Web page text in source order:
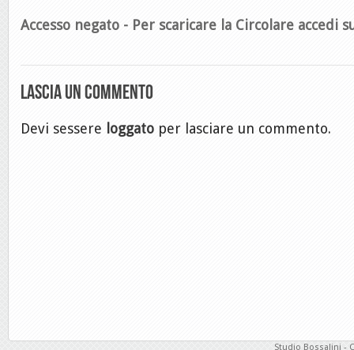
Accesso negato - Per scaricare la Circolare accedi
Lascia un commento
Devi sessere loggato per lasciare un commento.
Studio Bossalini -